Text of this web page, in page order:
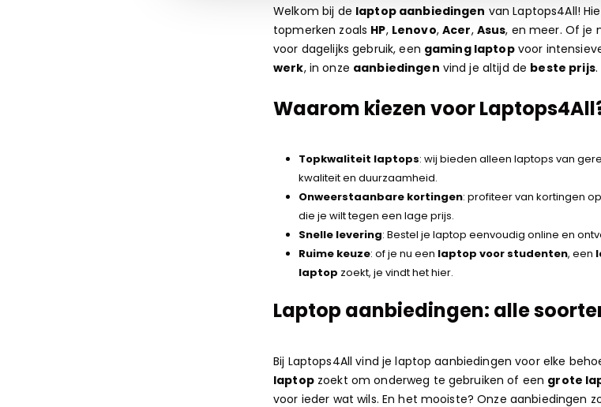
Welkom bij de laptop aanbiedingen van Laptops4All!
topmerken zoals HP, Lenovo, Acer, Asus, en meer. Of je
voor dagelijks gebruik, een gaming laptopvoor
werk, in onze aanbiedingen vind je altijd de beste prijs.
Waarom kiezen voor
Topkwaliteit laptops: wij bieden alleen laptops van
kwaliteit en duurzaamheid.
Onweerstaanbare kortingen: profiteer van kortingen op
die je wilt tegen een lage prijs.
Snelle levering: Bestel je laptop eenvoudig online en
Ruime keuze: of je nu een laptop voor studenten, een
laptop zoekt, je vindt het hier.
Laptop aanbiedingen: alle
Bij Laptops4All vind je laptop aanbiedingen voor elke
laptopzoekt om onderweg te gebruiken of een grote
voor ieder wat wils. En het mooiste? Onze aanbiedingen